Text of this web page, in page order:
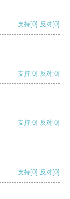
支持[0] 反对[0]
支持[0] 反对[0]
支持[0] 反对[0]
支持[0] 反对[0]